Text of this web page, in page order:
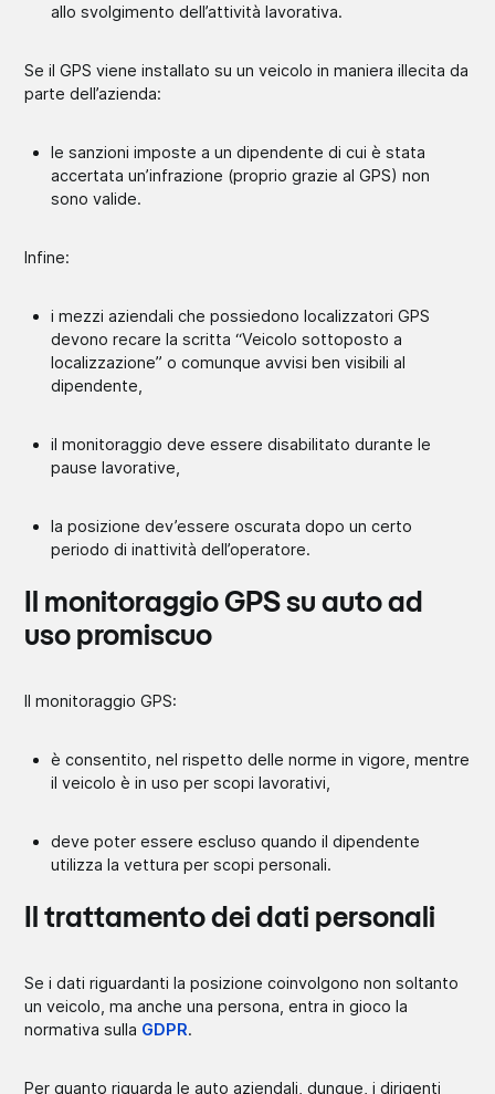
allo svolgimento dell’attività lavorativa.
Se il GPS viene installato su un veicolo in maniera illecita da
parte dell’azienda:
le sanzioni imposte a un dipendente di cui è stata
accertata un’infrazione (proprio grazie al GPS) non
sono valide.
Infine:
i mezzi aziendali che possiedono localizzatori GPS
devono recare la scritta “Veicolo sottoposto a
localizzazione” o comunque avvisi ben visibili al
dipendente,
il monitoraggio deve essere disabilitato durante le
pause lavorative,
la posizione dev’essere oscurata dopo un certo
periodo di inattività dell’operatore.
Il monitoraggio GPS su auto ad
uso promiscuo
Il monitoraggio GPS:
è consentito, nel rispetto delle norme in vigore, mentre
il veicolo è in uso per scopi lavorativi,
deve poter essere escluso quando il dipendente
utilizza la vettura per scopi personali.
Il trattamento dei dati personali
Se i dati riguardanti la posizione coinvolgono non soltanto
un veicolo, ma anche una persona, entra in gioco la
normativa sulla GDPR.
Per quanto riguarda le auto aziendali, dunque, i dirigenti